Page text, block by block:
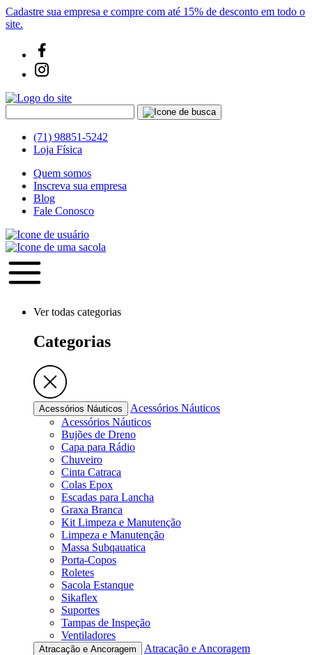
Cadastre sua empresa e compre com até 15% de desconto em todo o
site.
(71) 98851-5242
Loja Física
Quem somos
Inscreva sua empresa
Blog
Fale Conosco
Ver todas categorias
Categorias
Acessórios Náuticos
Acessórios Náuticos
Acessórios Náuticos
Bujões de Dreno
Capa para Rádio
Chuveiro
Cinta Catraca
Colas Epox
Escadas para Lancha
Graxa Branca
Kit Limpeza e Manutenção
Limpeza e Manutenção
Massa Subqauatica
Porta-Copos
Roletes
Sacola Estanque
Sikaflex
Suportes
Tampas de Inspeção
Ventiladores
Atracação e Ancoragem
Atracação e Ancoragem